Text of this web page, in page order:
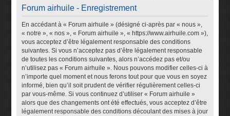
Forum airhuile - Enregistrement
En accédant à « Forum airhuile » (désigné ci-après par « nous »,
« notre », « nos », « Forum airhuile », « https://www.airhuile.com »),
vous acceptez d’être légalement responsable des conditions
suivantes. Si vous n’acceptez pas d’être légalement responsable
de toutes les conditions suivantes, alors n’accédez pas et/ou
n’utilisez pas « Forum airhuile ». Nous pouvons modifier celles-ci à
n’importe quel moment et nous ferons tout pour que vous en soyez
informé, bien qu’il soit prudent de vérifier régulièrement celles-ci
par vous-même. Si vous continuez d’utiliser « Forum airhuile »
alors que des changements ont été effectués, vous acceptez d’être
légalement responsable des conditions découlant des mises à jour